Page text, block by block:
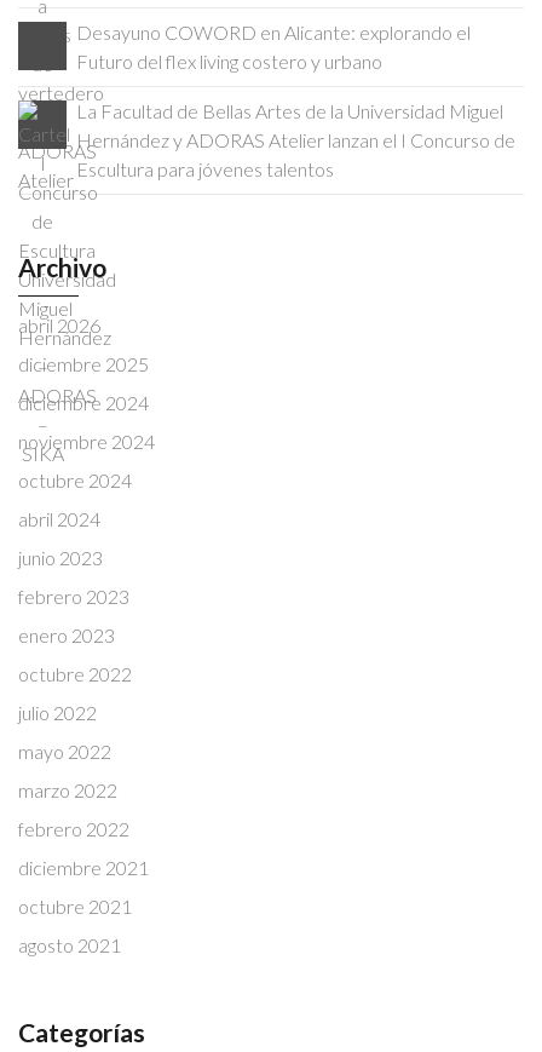
Desayuno COWORD en Alicante: explorando el
Futuro del flex living costero y urbano
La Facultad de Bellas Artes de la Universidad Miguel
Hernández y ADORAS Atelier lanzan el I Concurso de
Escultura para jóvenes talentos
Archivo
abril 2026
diciembre 2025
diciembre 2024
noviembre 2024
octubre 2024
abril 2024
junio 2023
febrero 2023
enero 2023
octubre 2022
julio 2022
mayo 2022
marzo 2022
febrero 2022
diciembre 2021
octubre 2021
agosto 2021
Categorías